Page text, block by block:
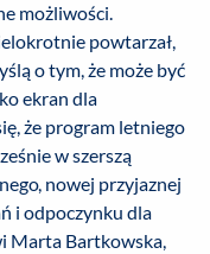
możliwości.
powtarzał,
o tym, że może być
ekran dla
że program letniego
w szerszą
nowej przyjaznej
i odpoczynku dla
Marta Bartkowska,